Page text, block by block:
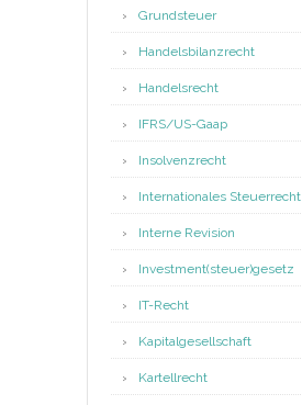
Grundsteuer
Handelsbilanzrecht
Handelsrecht
IFRS/US-Gaap
Insolvenzrecht
Internationales Steuerrecht
Interne Revision
Investment(steuer)gesetz
IT-Recht
Kapitalgesellschaft
Kartellrecht